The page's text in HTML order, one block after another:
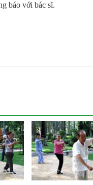
báo với bác sĩ.